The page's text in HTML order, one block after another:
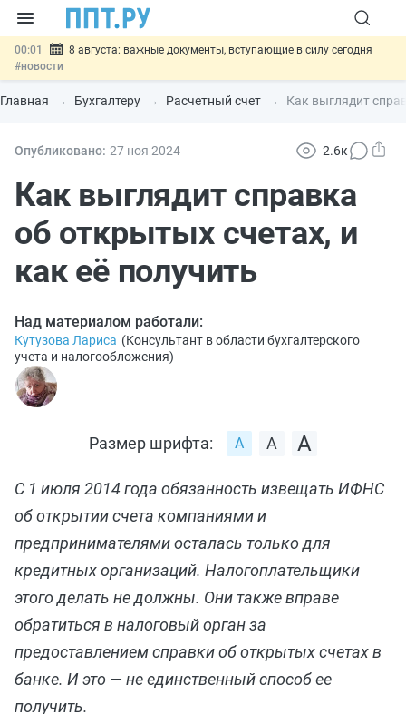
00:01
8 августа: важные документы, вступающие в силу сегодня
#новости
07.08 Подписан закон о блокировке продажи опасных товаров через
«Честный знак»#новости
07.08 Госпошлину за устранение ошибок в документах предлагают
07.08
отношений
#новости
Главная Бухгалтеру Расчетный счет Как выглядит
Опубликовано: 27 ноя 2024 2.6к
Как выглядит справка
об открытых счетах, и
как её получить
Над материалом работали:
Кутузова Лариса (Консультант в области бухгалтерского
учета и налогообложения)
Размер шрифта:
С 1 июля 2014 года обязанность извещать ИФНС
об открытии счета компаниями и
предпринимателями осталась только для
кредитных организаций. Налогоплательщики
этого делать не должны. Они также вправе
обратиться в налоговый орган за
предоставлением справки об открытых счетах в
банке. И это — не единственный способ ее
получить.